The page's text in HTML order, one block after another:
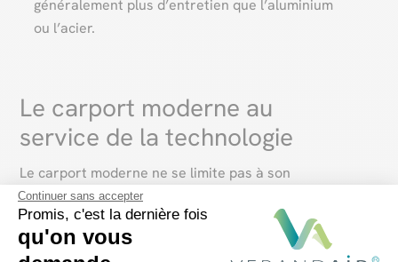
Continuer sans accepter
Promis, c'est la dernière fois
qu'on vous
généralement plus d’entretien que l’aluminium
ou l’acier.
Le carport moderne au
service de la technologie
Le carport moderne ne se limite pas à son
esthétique et à sa structure. Les avancées
technologiques ont également trouvé leur place
dans cet espace. Des carports automatisés, qui